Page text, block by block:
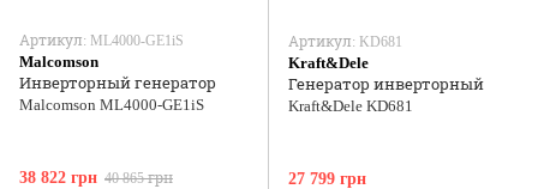
Артикул: ML4000-GE1iS
Malcomson
Инверторный генератор
Malcomson ML4000-GE1iS
38 822 грн 40 865 грн
Артикул: KD681
Kraft&Dele
Генератор инверторный
Kraft&Dele KD681
27 799 грн